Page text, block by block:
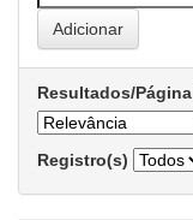
Resultados/Página
Registro(s)